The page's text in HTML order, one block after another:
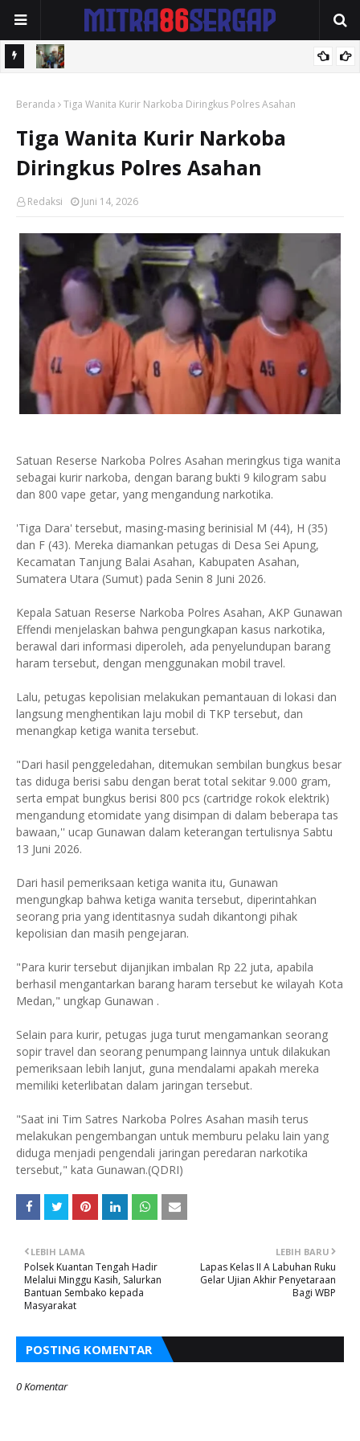
Jadi Fondasi Kota Mojokerto Sehat.
Beranda Tiga Wanita Kurir Narkoba Diringkus Polres Asahan
Tiga Wanita Kurir Narkoba
Diringkus Polres Asahan
Redaksi Juni 14, 2026
Satuan Reserse Narkoba Polres Asahan meringkus tiga wanita
sebagai kurir narkoba, dengan barang bukti 9 kilogram sabu
dan 800 vape getar, yang mengandung narkotika.
'Tiga Dara' tersebut, masing-masing berinisial M (44), H (35)
dan F (43). Mereka diamankan petugas di Desa Sei Apung,
Kecamatan Tanjung Balai Asahan, Kabupaten Asahan,
Sumatera Utara (Sumut) pada Senin 8 Juni 2026.
Kepala Satuan Reserse Narkoba Polres Asahan, AKP Gunawan
Effendi menjelaskan bahwa pengungkapan kasus narkotika,
berawal dari informasi diperoleh, ada penyelundupan barang
haram tersebut, dengan menggunakan mobil travel.
Lalu, petugas kepolisian melakukan pemantauan di lokasi dan
langsung menghentikan laju mobil di TKP tersebut, dan
menangkap ketiga wanita tersebut.
"Dari hasil penggeledahan, ditemukan sembilan bungkus besar
tas diduga berisi sabu dengan berat total sekitar 9.000 gram,
serta empat bungkus berisi 800 pcs (cartridge rokok elektrik)
mengandung etomidate yang disimpan di dalam beberapa tas
bawaan,'' ucap Gunawan dalam keterangan tertulisnya Sabtu
13 Juni 2026.
Dari hasil pemeriksaan ketiga wanita itu, Gunawan
mengungkap bahwa ketiga wanita tersebut, diperintahkan
seorang pria yang identitasnya sudah dikantongi pihak
kepolisian dan masih pengejaran.
"Para kurir tersebut dijanjikan imbalan Rp 22 juta, apabila
berhasil mengantarkan barang haram tersebut ke wilayah Kota
Medan," ungkap Gunawan .
Selain para kurir, petugas juga turut mengamankan seorang
sopir travel dan seorang penumpang lainnya untuk dilakukan
pemeriksaan lebih lanjut, guna mendalami apakah mereka
memiliki keterlibatan dalam jaringan tersebut.
"Saat ini Tim Satres Narkoba Polres Asahan masih terus
melakukan pengembangan untuk memburu pelaku lain yang
diduga menjadi pengendali jaringan peredaran narkotika
tersebut," kata Gunawan.(QDRI)
LEBIH BARU
Lapas Kelas II A Labuhan Ruku
Gelar Ujian Akhir Penyetaraan
Bagi WBP
LEBIH LAMA
Polsek Kuantan Tengah Hadir
Melalui Minggu Kasih, Salurkan
Bantuan Sembako kepada
Masyarakat
POSTING KOMENTAR
0 Komentar